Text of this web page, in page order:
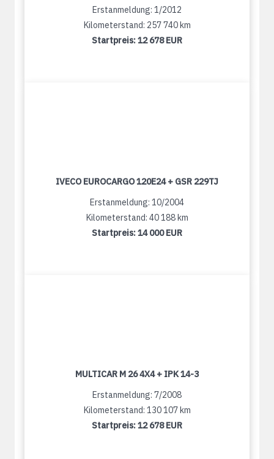
Erstanmeldung: 1/2012
Kilometerstand: 257 740 km
Startpreis:12 678 EUR
IVECO EUROCARGO 120E24 + GSR 229TJ
Erstanmeldung: 10/2004
Kilometerstand: 40 188 km
Startpreis:14 000 EUR
MULTICAR M 26 4X4 + IPK 14-3
Erstanmeldung: 7/2008
Kilometerstand: 130 107 km
Startpreis:12 678 EUR